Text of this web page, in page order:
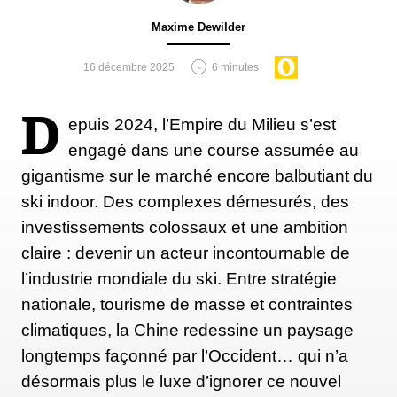
D’autant plus que cette piste artificielle serait
implantée « à proximité d’un site classé et dans une
que le projet a suscité l’intérêt de la région
Nouvelle-Aquitaine qui a favorablement voté, lundi
13 mai, pour le subventionner à hauteur de 75 950
€, sur un montant total de 372 000 €.
« Une
honte » selon le conseiller régional Les Ecologistes
Stéphane Trifiletti. « Ce n'est pas le modèle que
nous souhaitons pour nos belles vallées pyrénéennes
qui font partie des endroits les plus impactés par le
réchauffement climatique […] Au lieu de protéger
ces zones et les aménager de manière durable, on les
déménage et on met du synthétique ».
Maxime Dewilder
16 décembre 2025 6 minutes
D epuis 2024, l’Empire du Milieu s’est
engagé dans une course assumée au
gigantisme sur le marché encore balbutiant du
ski indoor. Des complexes démesurés, des
investissements colossaux et une ambition
claire : devenir un acteur incontournable de
l’industrie mondiale du ski. Entre stratégie
nationale, tourisme de masse et contraintes
climatiques, la Chine redessine un paysage
longtemps façonné par l’Occident… qui n’a
désormais plus le luxe d’ignorer ce nouvel